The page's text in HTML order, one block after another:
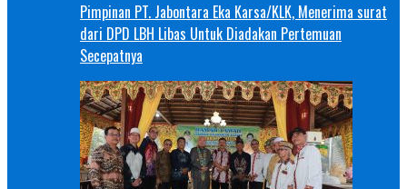
Pimpinan PT. Jabontara Eka Karsa/KLK, Menerima surat
dari DPD LBH Libas Untuk Diadakan Pertemuan
Secepatnya